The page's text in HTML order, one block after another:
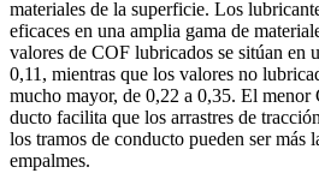
materiales de la superficie. Los
eficaces en una amplia gama de
valores de COF lubricados se sitúan en
0,11, mientras que los valores no
mucho mayor, de 0,22 a 0,35. El menor
ducto facilita que los arrastres de
los tramos de conducto pueden ser más
empalmes.